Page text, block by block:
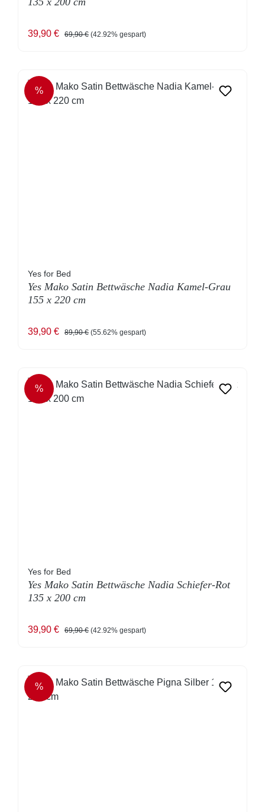
Verkaufspreis:
39,90 € Regulärer Preis:
69,90 € (42.92% gespart)
RABATT
%
Yes for Bed
Yes Mako Satin Bettwäsche Nadia Kamel-Grau
155 x 220 cm
Verkaufspreis:
39,90 € Regulärer Preis:
89,90 € (55.62% gespart)
RABATT
%
Yes for Bed
Yes Mako Satin Bettwäsche Nadia Schiefer-Rot
135 x 200 cm
Verkaufspreis:
39,90 € Regulärer Preis:
69,90 € (42.92% gespart)
RABATT
%